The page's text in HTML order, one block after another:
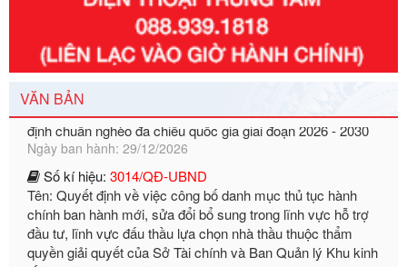
VĂN BẢN
Số kí hiệu:351/2025/NĐ-CP
Tên: Nghị định số 351/2025/NĐ-CP của Chính phủ: Quy
định chuẩn nghèo đa chiều quốc gia giai đoạn 2026 - 2030
Ngày ban hành: 29/12/2026
Số kí hiệu:3014/QĐ-UBND
Tên: Quyết định về việc công bố danh mục thủ tục hành
chính ban hành mới, sửa đổi bổ sung trong lĩnh vực hỗ trợ
đầu tư, lĩnh vực đấu thầu lựa chọn nhà thầu thuộc thẩm
quyền giải quyết của Sở Tài chính và Ban Quản lý Khu kinh
tế Đông Nam Nghệ An
Ngày ban hành: 23/09/2026